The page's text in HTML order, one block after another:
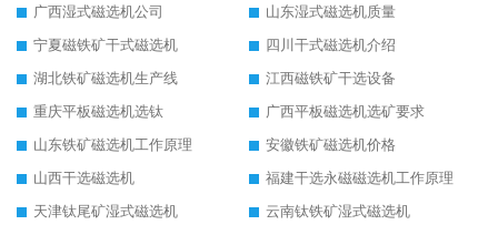
广西湿式磁选机公司
山东湿式磁选机质量
宁夏磁铁矿干式磁选机
四川干式磁选机介绍
湖北铁矿磁选机生产线
江西磁铁矿干选设备
重庆平板磁选机选钛
广西平板磁选机选矿要求
山东铁矿磁选机工作原理
安徽铁矿磁选机价格
山西干选磁选机
福建干选永磁磁选机工作原理
天津钛尾矿湿式磁选机
云南钛铁矿湿式磁选机